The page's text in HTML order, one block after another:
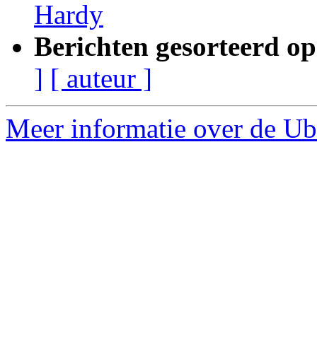
Hardy
Berichten gesorteerd
] [ auteur ]
Meer informatie over de